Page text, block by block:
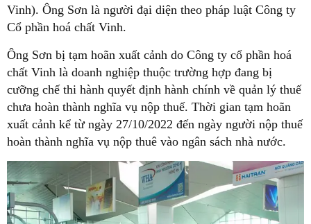
Vinh). Ông Sơn là người đại diện theo pháp luật Công ty
Cổ phần hoá chất Vinh.
Ông Sơn bị tạm hoãn xuất cảnh do Công ty cổ phần hoá
chất Vinh là doanh nghiệp thuộc trường hợp đang bị
cưỡng chế thi hành quyết định hành chính về quản lý thuế
chưa hoàn thành nghĩa vụ nộp thuế. Thời gian tạm hoãn
xuất cảnh kể từ ngày 27/10/2022 đến ngày người nộp thuế
hoàn thành nghĩa vụ nộp thuê vào ngân sách nhà nước.